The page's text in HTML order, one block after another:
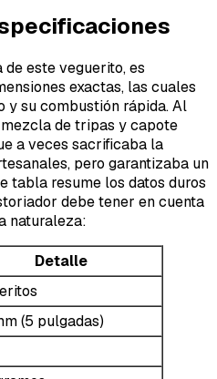
este veguerito, es
exactas, las cuales
y su combustión rápida. Al
de tripas y capote
a veces sacrificaba la
pero garantizaba un
tabla resume los datos duros
debe tener en cuenta
naturaleza:
Detalle
(5 pulgadas)